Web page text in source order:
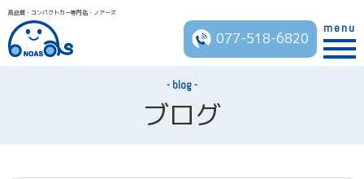
高品質・コンパクトカー専門店・ノアーズ
077-518-6820
menu
blog
ブログ